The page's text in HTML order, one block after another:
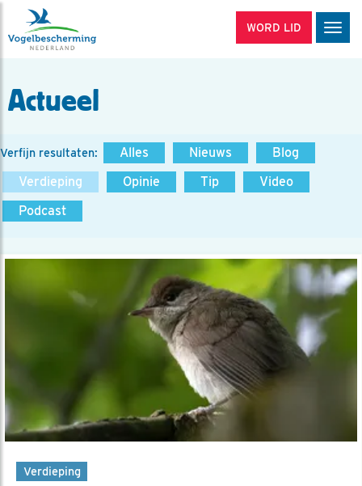
WORD LID
Actueel
Verfijn resultaten: Alles Nieuws
Blog
Verdieping
Opinie Tip
Video
Podcast
Verdieping